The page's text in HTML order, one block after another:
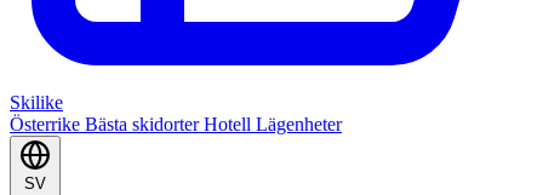
Skilike
Österrike Bästa skidorterHotell Lägenheter
SV